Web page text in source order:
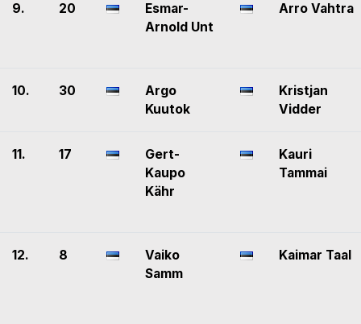
9. 20
Esmar-
Arnold Unt
Arro Vahtra
10. 30
Argo
Kuutok
Kristjan
Vidder
11. 17
Gert-
Kaupo
Kähr
Kauri
Tammai
12. 8
Vaiko
Samm
Kaimar Taal